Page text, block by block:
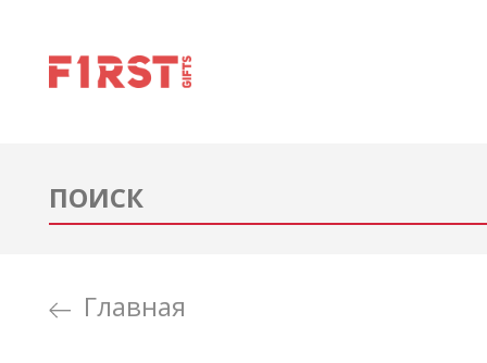
Главная